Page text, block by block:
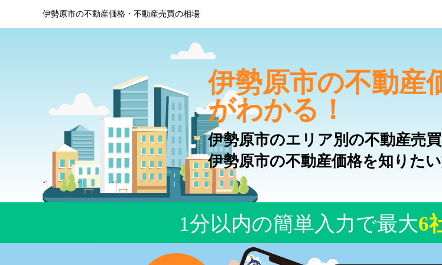
伊勢原市の不動産価格・不動産売買の相場
伊勢原市の不動産
がわかる！
伊勢原市のエリア別の不動産売
伊勢原市の不動産価格を知りた
1分以内の簡単入力で最大6